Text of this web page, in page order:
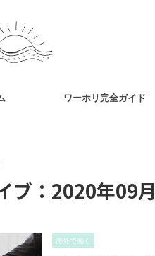
ワーホリ完全ガイド
ブ：2020年09月
海外で働く